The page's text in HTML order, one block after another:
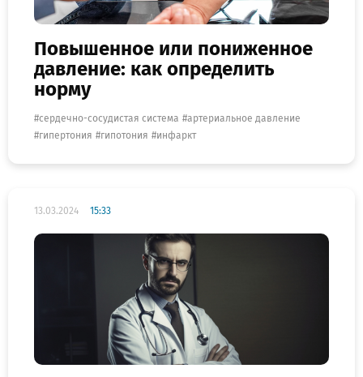
Повышенное или пониженное
давление: как определить
норму
сердечно-сосудистая система
артериальное давление
гипертония
гипотония инфаркт
13.03.2024 15:33